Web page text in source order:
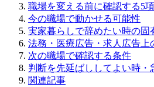
職場を変える前に確認する5
今の職場で動かせる可能性
実家暮らしで辞めたい時の固
法務・医療広告・求人広告上
次の職場で確認する条件
判断を先延ばししてよい時・
関連記事